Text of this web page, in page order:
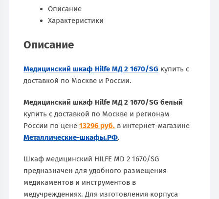
Описание
Характеристики
Описание
Медицинский шкаф Hilfe МД 2 1670/SG купить с
доставкой по Москве и России.
Медицинский шкаф Hilfe МД 2 1670/SG белый
купить с доставкой по Москве и регионам
России по цене13296 руб. в интернет-магазине
Металлические-шкафы.РФ.
Шкаф медицинский HILFE MD 2 1670/SG
предназначен для удобного размещения
медикаментов и инструментов в
медучреждениях. Для изготовления корпуса